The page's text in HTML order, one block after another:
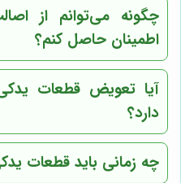
چگونه می‌توانم از
اطمینان حاصل کنم؟
آیا تعویض قطعات
دارد؟
چه زمانی باید قطعات